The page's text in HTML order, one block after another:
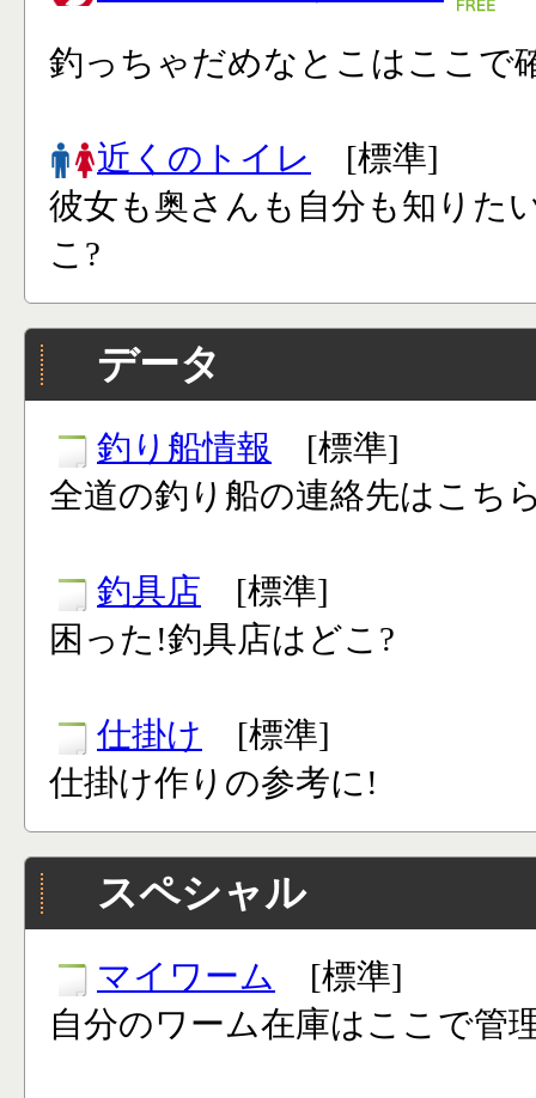
釣っちゃだめなとこはここで
近くのトイレ
[標準]
彼女も奥さんも自分も知りた
こ?
データ
釣り船情報 [標準]
全道の釣り船の連絡先はこち
釣具店 [標準]
困った!釣具店はどこ?
仕掛け [標準]
仕掛け作りの参考に!
スペシャル
マイワーム
[標準]
自分のワーム在庫はここで管